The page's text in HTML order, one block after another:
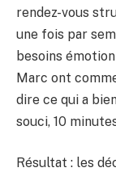
rendez-vous
une fois par
besoins
Marc ont
dire ce qui a
souci, 10
Résultat : les